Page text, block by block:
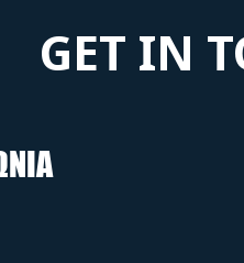
GET IN